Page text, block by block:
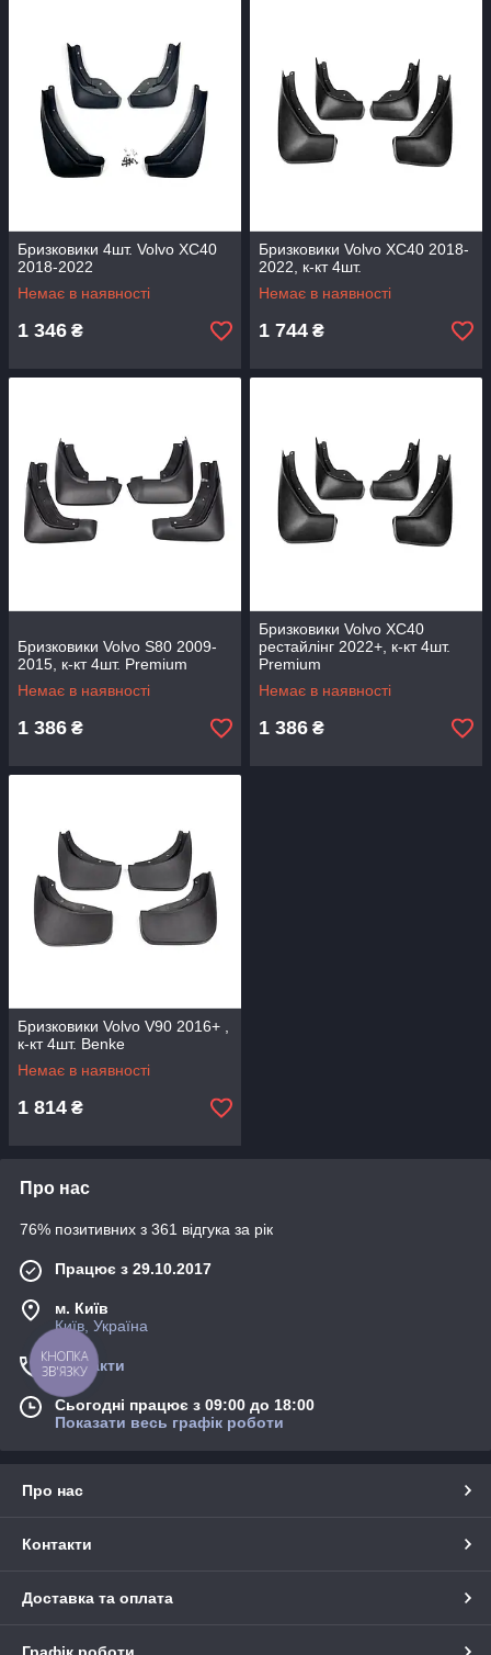
Бризковики 4шт. Volvo XC40
2018-2022
Немає в наявності
1 346 ₴
Бризковики Volvo XC40 2018-
2022, к-кт 4шт.
Немає в наявності
1 744 ₴
Бризковики Volvo S80 2009-
2015, к-кт 4шт. Premium
Немає в наявності
1 386 ₴
Бризковики Volvo XC40
рестайлінг 2022+, к-кт 4шт.
Premium
Немає в наявності
1 386 ₴
Бризковики Volvo V90 2016+ ,
к-кт 4шт. Benke
Немає в наявності
1 814 ₴
Про нас
76% позитивних з 361 відгука за рік
Працює з 29.10.2017
м. Київ
Київ, Україна
Контакти
Сьогодні працює з 09:00 до 18:00
Показати весь графік роботи
Про нас
Контакти
Доставка та оплата
КНОПКА
ЗВ'ЯЗКУ